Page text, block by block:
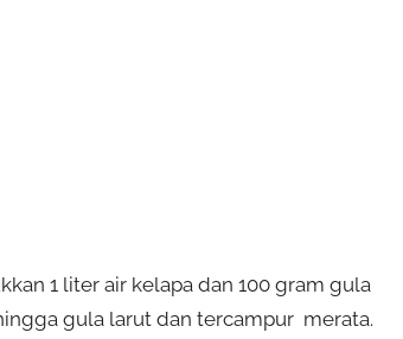
1 liter air kelapa dan 100 gram gula
gula larut dan tercampur merata.